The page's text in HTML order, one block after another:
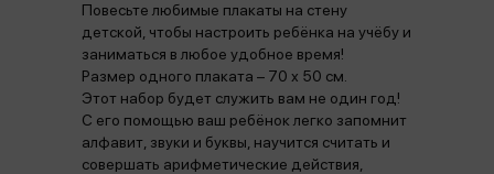
Повесьте любимые плакаты на стену
детской, чтобы настроить ребёнка на учёбу и
заниматься в любое удобное время!
Размер одного плаката – 70 х 50 см.
Этот набор будет служить вам не один год!
С его помощью ваш ребёнок легко запомнит
алфавит, звуки и буквы, научится считать и
совершать арифметические действия,